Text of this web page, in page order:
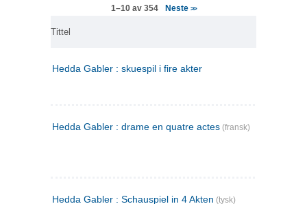
1–10 av 354 Neste >>
Tittel
Hedda Gabler : skuespil i fire akter
Hedda Gabler : drame en quatre actes (fransk)
Hedda Gabler : Schauspiel in 4 Akten (tysk)